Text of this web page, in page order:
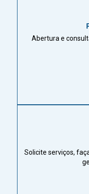
Abertura e
Solicite serviços,